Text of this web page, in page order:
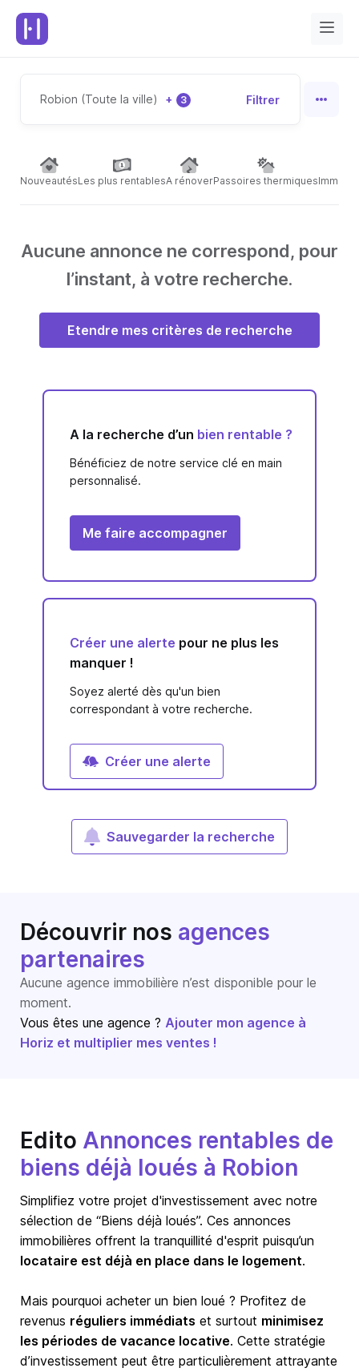
Robion (Toute la ville) + 3 Filtrer
NouveautésLes plus rentablesA rénoverPassoires thermiques
Aucune annonce ne correspond, pour
l’instant, à votre recherche.
Etendre mes critères de recherche
A la recherche d’un bien rentable ?
Bénéficiez de notre service clé en main
personnalisé.
Me faire accompagner
Créer une alerte pour ne plus les
manquer !
Soyez alerté dès qu'un bien
correspondant à votre recherche.
Créer une alerte
Sauvegarder la recherche
Découvrir nos agences
partenaires
Aucune agence immobilière n’est disponible pour le
moment.
Vous êtes une agence ? Ajouter mon agence à
Horiz et multiplier mes ventes !
Edito Annonces rentables de
biens déjà loués à Robion
Simplifiez votre projet d'investissement avec notre
sélection de “Biens déjà loués”. Ces annonces
immobilières offrent la tranquillité d'esprit puisqu’un
locataire est déjà en place dans le logement.
Mais pourquoi acheter un bien loué ? Profitez de
revenus réguliers immédiats et surtout minimisez
les périodes de vacance locative. Cette stratégie
d’investissement peut être particulièrement attrayante